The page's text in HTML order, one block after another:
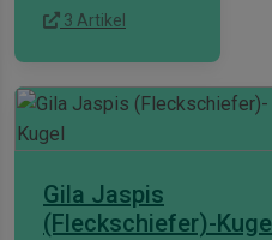
3 Artikel
Gila Jaspis
(Fleckschiefer)-Kugel